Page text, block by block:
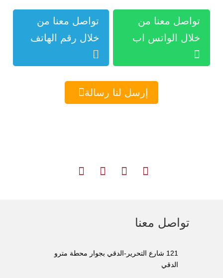
تواصل معنا من
خلال الواتس اب

تواصل معنا من
خلال رقم الهاتف

إرسل لنا رسالة




تواصل معنا
121 شارع التحرير-الدقي بجوار محطة مترو
الدقي